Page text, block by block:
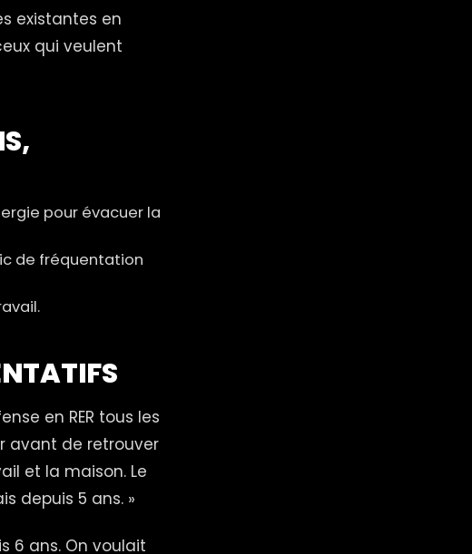
existantes en
qui veulent
pour évacuer la
de fréquentation
en RER tous les
avant de retrouver
et la maison. Le
depuis 5 ans. »
6 ans. On voulait